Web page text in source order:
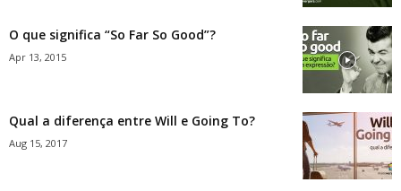
O que significa “So Far So Good”?
Apr 13, 2015
Qual a diferença entre Will e Going To?
Aug 15, 2017